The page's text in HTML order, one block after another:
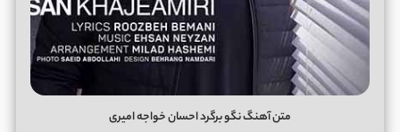
متن آهنگ نگو برگرد احسان خواجه امیری